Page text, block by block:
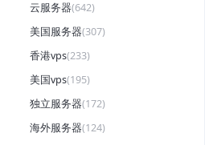
云服务器(642)
美国服务器(307)
香港vps(233)
美国vps(195)
独立服务器(172)
海外服务器(124)